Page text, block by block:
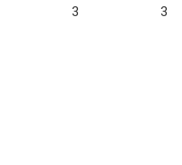
3 3